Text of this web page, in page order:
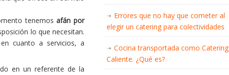
tenemosafán por
lo que necesitan.
cuanto a servicios, a
en un referente de la
Errores que no hay que cometer al
elegir un catering para colectividades
Cocina transportada como Catering
Caliente. ¿Qué es?